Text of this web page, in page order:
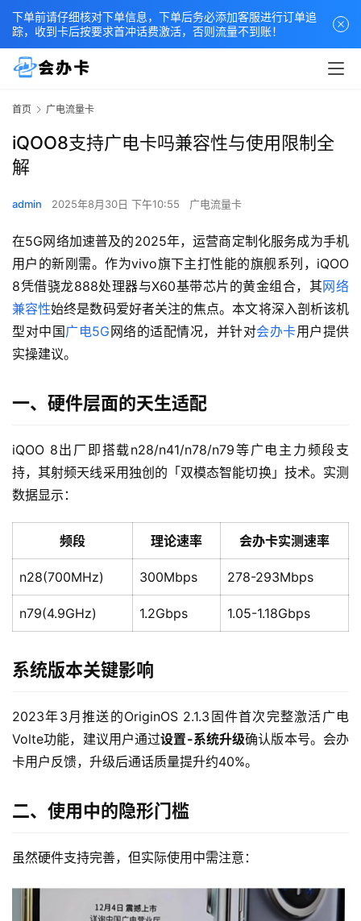
首页 广电流量卡
iQOO8支持广电卡吗兼容性与使用限制全
解
admin 2025年8月30日 下午10:55 广电流量卡
在5G网络加速普及的2025年，运营商定制化服务成为手机
用户的新刚需。作为vivo旗下主打性能的旗舰系列，iQOO
8凭借骁龙888处理器与X60基带芯片的黄金组合，其网络
兼容性始终是数码爱好者关注的焦点。本文将深入剖析该机
型对中国广电5G 网络的适配情况，并针对会办卡用户提供
实操建议。
一、硬件层面的天生适配
iQOO 8出厂即搭载n28/n41/n78/n79等广电主力频段支
持，其射频天线采用独创的「双模态智能切换」技术。实测
数据显示：
频段 理论速率 会办卡实测速率
n28(700MHz) 300Mbps 278-293Mbps
n79(4.9GHz) 1.2Gbps 1.05-1.18Gbps
系统版本关键影响
2023年3月推送的OriginOS 2.1.3固件首次完整激活广电
Volte功能，建议用户通过设置-系统升级确认版本号。会办
卡用户反馈，升级后通话质量提升约40%。
二、使用中的隐形门槛
虽然硬件支持完善，但实际使用中需注意：
下单前请仔细核对下单信息，下单后务必添加客服进行订单追
踪，收到卡后按要求首冲话费激活，否则流量不到账！